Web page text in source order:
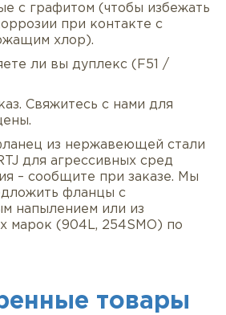
с графитом (чтобы избежать
при контакте с
хлор).
ли вы дуплекс (F51 /
Свяжитесь с нами для
из нержавеющей стали
для агрессивных сред
– сообщите при заказе. Мы
фланцы с
напылением или из
марок (904L, 254SMO) по
товары